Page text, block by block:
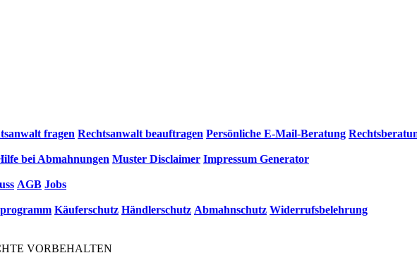
fragen Rechtsanwalt beauftragen Persönliche E-Mail-Beratung
bei Abmahnungen Muster Disclaimer Impressum Generator
AGB Jobs
Käuferschutz Händlerschutz Abmahnschutz Widerrufsbelehrung
VORBEHALTEN